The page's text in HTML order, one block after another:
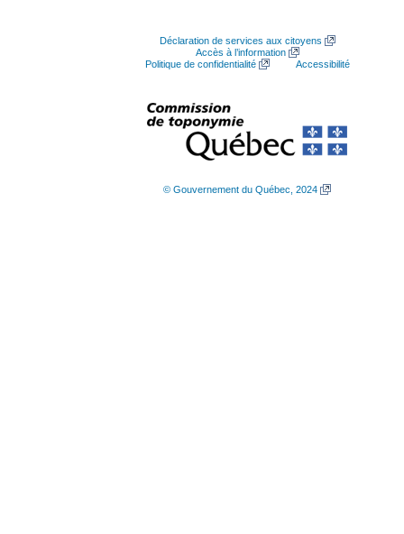
Déclaration de services aux citoyens
Accès à l’information
Politique de confidentialité
Accessibilité
© Gouvernement du Québec, 2024